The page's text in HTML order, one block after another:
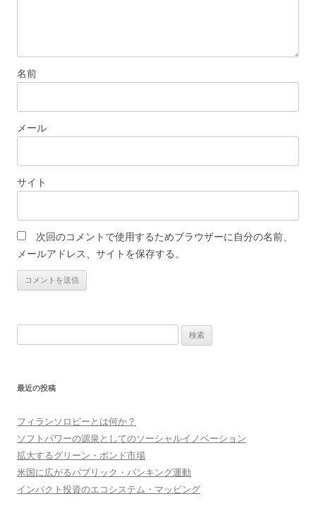
名前
メール
サイト
次回のコメントで使用するためブラウザーに自分の名前、
メールアドレス、サイトを保存する。
最近の投稿
フィランソロピーとは何か？
ソフトパワーの源泉としてのソーシャルイノベーション
拡大するグリーン・ボンド市場
米国に広がるパブリック・バンキング運動
インパクト投資のエコシステム・マッピング